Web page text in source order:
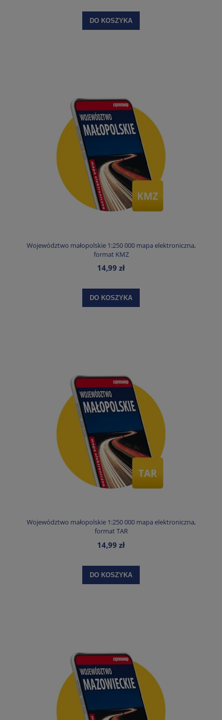
DO KOSZYKA
Województwo małopolskie 1:250 000 mapa elektroniczna,
format KMZ
14,99 zł
DO KOSZYKA
Województwo małopolskie 1:250 000 mapa elektroniczna,
format TAR
14,99 zł
DO KOSZYKA